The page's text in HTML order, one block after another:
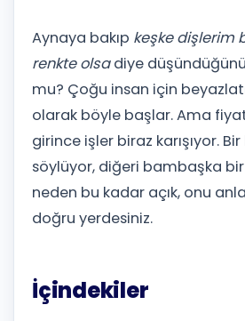
Aynaya bakıp keşke dişlerim
renkte olsadiye
mu? Çoğu insan için
olarak böyle başlar. Ama
girince işler biraz karışıyor.
söylüyor, diğeri bambaşka
neden bu kadar açık, onu
doğru yerdesiniz.
İçindekiler